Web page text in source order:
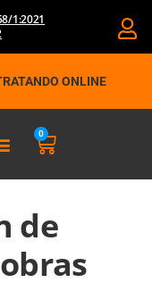
1:2021
ONLINE
0
Carrito
de